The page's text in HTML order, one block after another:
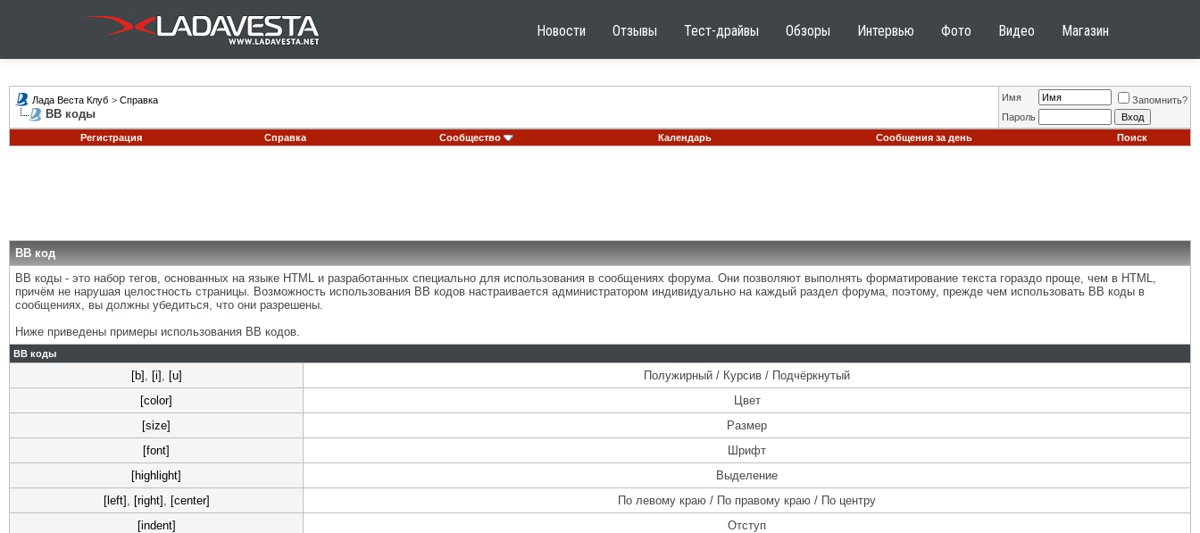
Новости Отзывы Тест-драйвы Обзоры Интервью Фото Видео Магазин
Лада Веста Клуб > Справка
BB коды
Имя
Запомнить?
Пароль
Регистрация
Справка Сообщество Календарь Сообщения за день Поиск
BB код
BB коды - это набор тегов, основанных на языке HTML и разработанных специально для использования в сообщениях форума. Они позволяют выполнять форматирование текста гораздо проще, чем в HTML,
причём не нарушая целостность страницы. Возможность использования BB кодов настраивается администратором индивидуально на каждый раздел форума, поэтому, прежде чем использовать BB коды в
сообщениях, вы должны убедиться, что они разрешены.
Ниже приведены примеры использования BB кодов.
BB коды
[b] , [i] , [u]
Полужирный / Курсив / Подчёркнутый
[color]
Цвет
[size]
Размер
[font]
Шрифт
[highlight]
Выделение
[left] , [right] , [center]
По левому краю / По правому краю / По центру
[indent]
Отступ